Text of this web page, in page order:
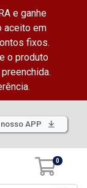
e ganhe
aceito em
fixos.
o produto
APP
0